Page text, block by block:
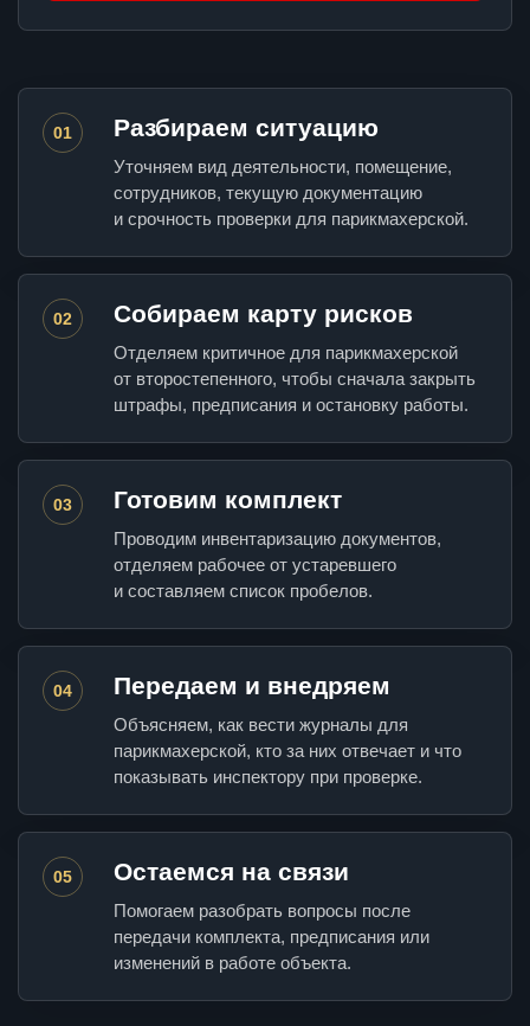
01 Разбираем ситуацию
Уточняем вид деятельности, помещение,
сотрудников, текущую документацию
и срочность проверки для парикмахерской.
02 Собираем карту рисков
Отделяем критичное для парикмахерской
от второстепенного, чтобы сначала закрыть
штрафы, предписания и остановку работы.
03 Готовим комплект
Проводим инвентаризацию документов,
отделяем рабочее от устаревшего
и составляем список пробелов.
04 Передаем и внедряем
Объясняем, как вести журналы для
парикмахерской, кто за них отвечает и что
показывать инспектору при проверке.
05 Остаемся на связи
Помогаем разобрать вопросы после
передачи комплекта, предписания или
изменений в работе объекта.